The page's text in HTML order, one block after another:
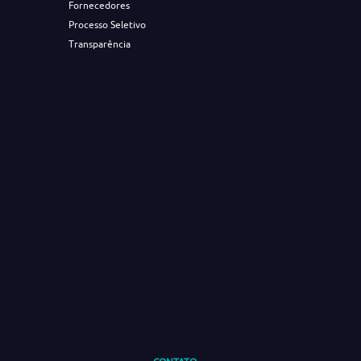
Fornecedores
Processo Seletivo
Transparência